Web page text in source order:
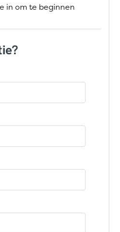
in om te beginnen